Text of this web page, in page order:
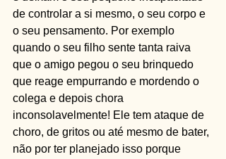
de controlar a si mesmo, o seu corpo e
o seu pensamento. Por exemplo
quando o seu filho sente tanta raiva
que o amigo pegou o seu brinquedo
que reage empurrando e mordendo o
colega e depois chora
inconsolavelmente! Ele tem ataque de
choro, de gritos ou até mesmo de bater,
não por ter planejado isso porque